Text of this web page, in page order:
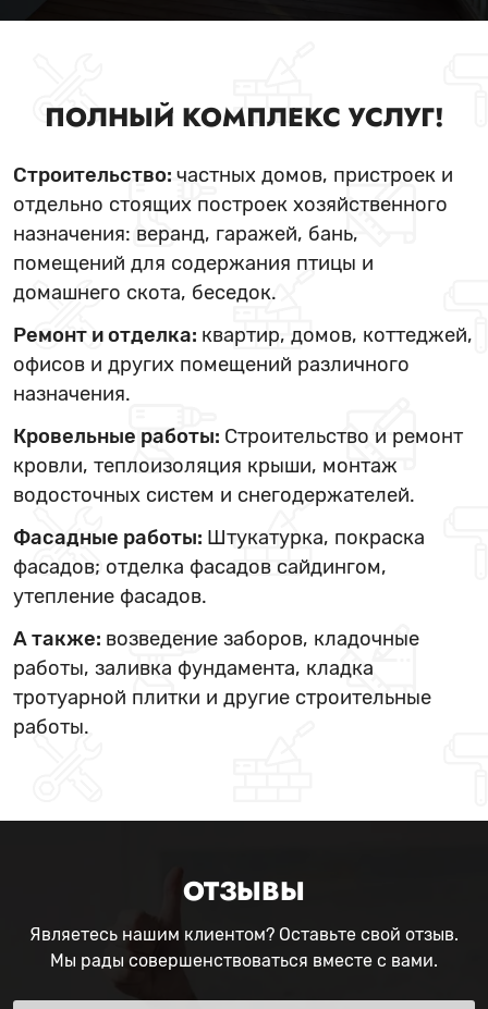
ПОЛНЫЙ КОМПЛЕКС УСЛУГ!
Строительство: частных домов, пристроек и
отдельно стоящих построек хозяйственного
назначения: веранд, гаражей, бань,
помещений для содержания птицы и
домашнего скота, беседок.
Ремонт и отделка: квартир, домов, коттеджей,
офисов и других помещений различного
назначения.
Кровельные работы: Строительство и ремонт
кровли, теплоизоляция крыши, монтаж
водосточных систем и снегодержателей.
Фасадные работы: Штукатурка, покраска
фасадов; отделка фасадов сайдингом,
утепление фасадов.
А также: возведение заборов, кладочные
работы, заливка фундамента, кладка
тротуарной плитки и другие строительные
работы.
ОТЗЫВЫ
Являетесь нашим клиентом? Оставьте свой отзыв.
Мы рады совершенствоваться вместе с вами.